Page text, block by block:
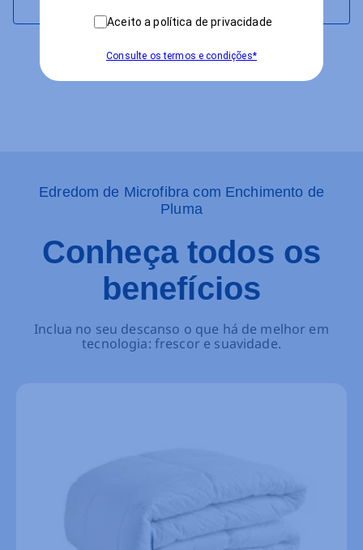
Edredom de Microfibra com Enchimento de
Pluma
Conheça todos os
benefícios
Inclua no seu descanso o que há de melhor em
tecnologia: frescor e suavidade.
Aceito a política de privacidade
Consulte os termos e condições*